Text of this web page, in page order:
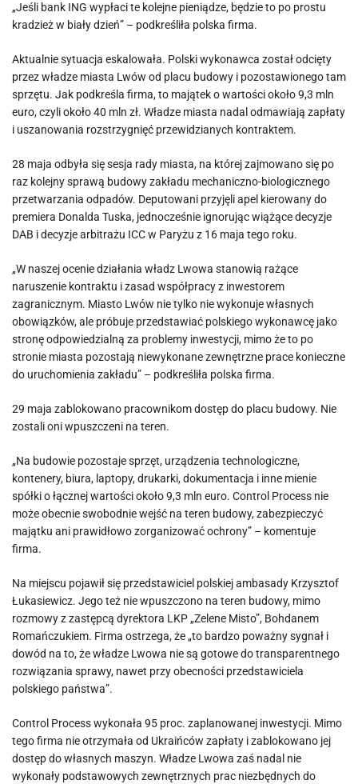
„Jeśli bank ING wypłaci te kolejne pieniądze, będzie to po prostu
kradzież w biały dzień” – podkreśliła polska firma.
Aktualnie sytuacja eskalowała. Polski wykonawca został odcięty
przez władze miasta Lwów od placu budowy i pozostawionego tam
sprzętu. Jak podkreśla firma, to majątek o wartości około 9,3 mln
euro, czyli około 40 mln zł. Władze miasta nadal odmawiają zapłaty
i uszanowania rozstrzygnięć przewidzianych kontraktem.
28 maja odbyła się sesja rady miasta, na której zajmowano się po
raz kolejny sprawą budowy zakładu mechaniczno-biologicznego
przetwarzania odpadów. Deputowani przyjęli apel kierowany do
premiera Donalda Tuska, jednocześnie ignorując wiążące decyzje
DAB i decyzje arbitrażu ICC w Paryżu z 16 maja tego roku.
„W naszej ocenie działania władz Lwowa stanowią rażące
naruszenie kontraktu i zasad współpracy z inwestorem
zagranicznym. Miasto Lwów nie tylko nie wykonuje własnych
obowiązków, ale próbuje przedstawiać polskiego wykonawcę jako
stronę odpowiedzialną za problemy inwestycji, mimo że to po
stronie miasta pozostają niewykonane zewnętrzne prace konieczne
do uruchomienia zakładu” – podkreśliła polska firma.
29 maja zablokowano pracownikom dostęp do placu budowy. Nie
zostali oni wpuszczeni na teren.
„Na budowie pozostaje sprzęt, urządzenia technologiczne,
kontenery, biura, laptopy, drukarki, dokumentacja i inne mienie
spółki o łącznej wartości około 9,3 mln euro. Control Process nie
może obecnie swobodnie wejść na teren budowy, zabezpieczyć
majątku ani prawidłowo zorganizować ochrony” – komentuje
firma.
Na miejscu pojawił się przedstawiciel polskiej ambasady Krzysztof
Łukasiewicz. Jego też nie wpuszczono na teren budowy, mimo
rozmowy z zastępcą dyrektora LKP „Zelene Misto”, Bohdanem
Romańczukiem. Firma ostrzega, że „to bardzo poważny sygnał i
dowód na to, że władze Lwowa nie są gotowe do transparentnego
rozwiązania sprawy, nawet przy obecności przedstawiciela
polskiego państwa”.
Control Process wykonała 95 proc. zaplanowanej inwestycji. Mimo
tego firma nie otrzymała od Ukraińców zapłaty i zablokowano jej
dostęp do własnych maszyn. Władze Lwowa zaś nadal nie
wykonały podstawowych zewnętrznych prac niezbędnych do